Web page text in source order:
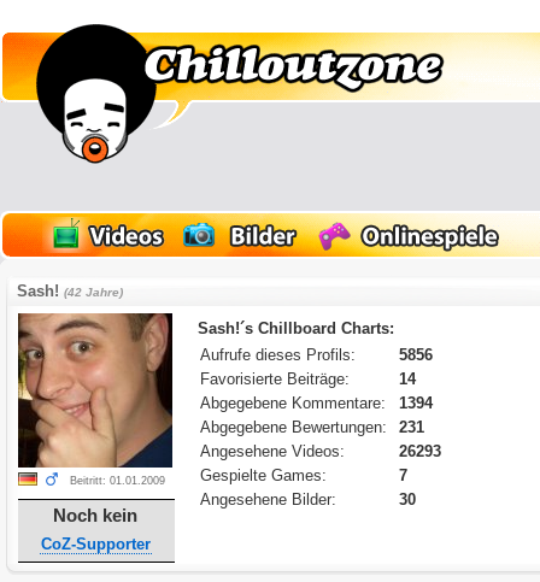
Sash!(42 Jahre)
Beitritt: 01.01.2009
Noch kein
CoZ-Supporter
Sash!´s Chillboard Charts:
Aufrufe dieses Profils:
5856
Favorisierte Beiträge:
14
Abgegebene Kommentare:
1394
Abgegebene Bewertungen:
231
Angesehene Videos:
26293
Gespielte Games:
7
Angesehene Bilder:
30